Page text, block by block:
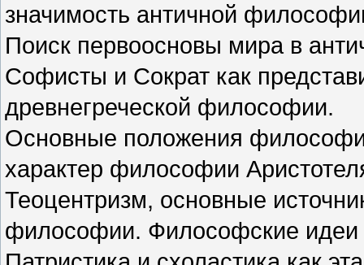
значимость античной
Поиск первоосновы мира в
Софисты и Сократ как
древнегреческой философии.
Основные положения
характер философии
Теоцентризм, основные
философии. Философские идеи